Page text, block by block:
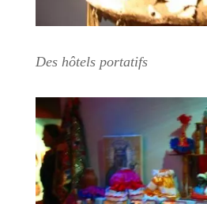
Des hôtels portatifs